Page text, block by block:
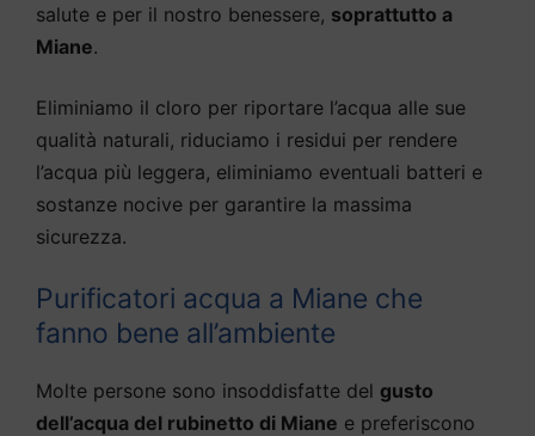
salute e per il nostro benessere, soprattutto a
Miane.
Eliminiamo il cloro per riportare l’acqua alle sue
qualità naturali, riduciamo i residui per rendere
l’acqua più leggera, eliminiamo eventuali batteri e
sostanze nocive per garantire la massima
sicurezza.
Purificatori acqua a Miane che
fanno bene all’ambiente
Molte persone sono insoddisfatte del gusto
dell’acqua del rubinetto di Miane e preferiscono